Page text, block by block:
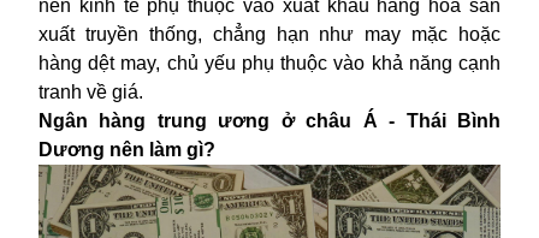
nền kinh tế phụ thuộc vào xuất khẩu hàng hóa sản
xuất truyền thống, chẳng hạn như may mặc hoặc
hàng dệt may, chủ yếu phụ thuộc vào khả năng cạnh
tranh về giá.
Ngân hàng trung ương ở châu Á - Thái Bình
Dương nên làm gì?